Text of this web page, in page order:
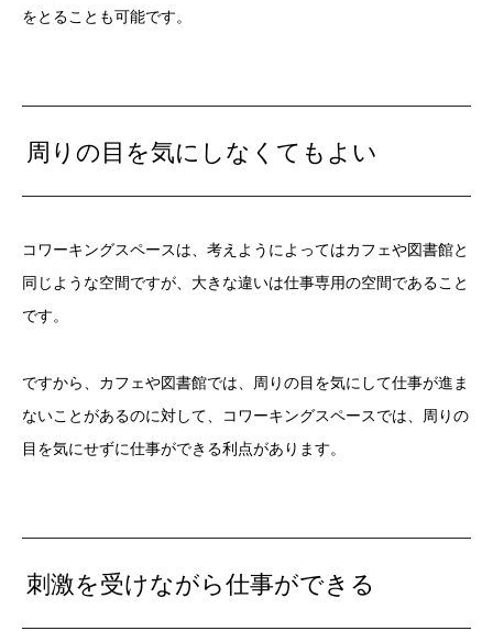
をとることも可能です。
周りの目を気にしなくてもよい
コワーキングスペースは、考えようによってはカフェや図書館と
同じような空間ですが、大きな違いは仕事専用の空間であること
です。
ですから、カフェや図書館では、周りの目を気にして仕事が進ま
ないことがあるのに対して、コワーキングスペースでは、周りの
目を気にせずに仕事ができる利点があります。
刺激を受けながら仕事ができる